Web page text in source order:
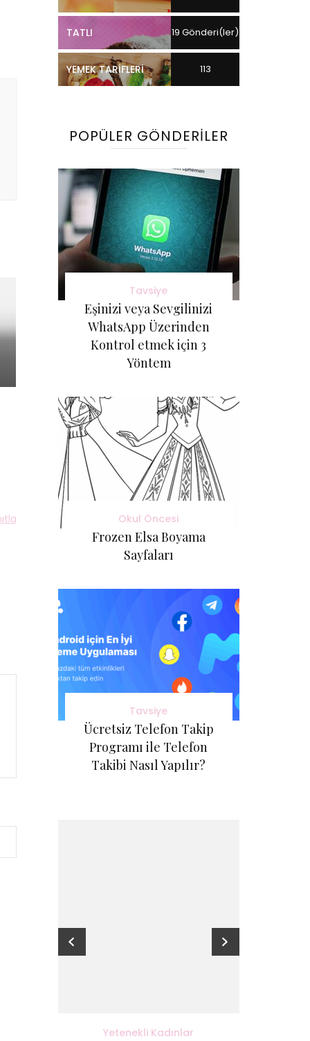
TATLI 19 Gönderi(ler)
YEMEK TARIFLERI 113
POPÜLER GÖNDERILER
Tavsiye
Eşinizi veya Sevgilinizi
WhatsApp Üzerinden
Kontrol etmek için 3
Yöntem
Okul Öncesi
Frozen Elsa Boyama
Sayfaları
Tavsiye
Ücretsiz Telefon Takip
Programı ile Telefon
Takibi Nasıl Yapılır?
Yetenekli Kadınlar